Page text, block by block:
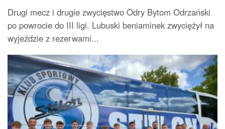
Drugi mecz i drugie zwycięstwo Odry Bytom Odrzański
po powrocie do III ligi. Lubuski beniaminek zwyciężył na
wyjeździe z rezerwami...